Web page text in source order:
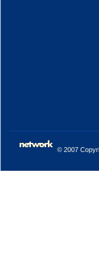
© 2007